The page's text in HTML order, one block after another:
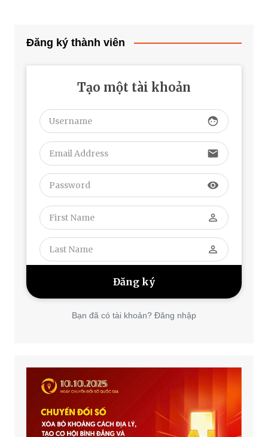
Đăng ký thành viên
Tạo một tài khoản
face
email
visibility
perm_identity
perm_identity
Bạn đã có tài khoản? Đăng nhập